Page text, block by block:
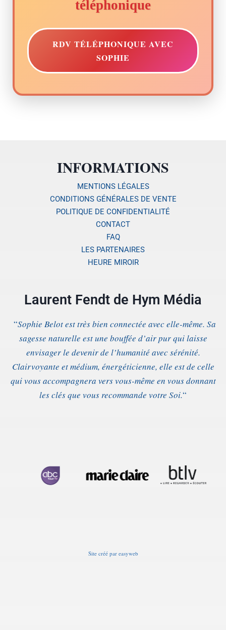
téléphonique
RDV TÉLÉPHONIQUE AVEC
SOPHIE
INFORMATIONS
MENTIONS LÉGALES
CONDITIONS GÉNÉRALES DE VENTE
POLITIQUE DE CONFIDENTIALITÉ
CONTACT
FAQ
LES PARTENAIRES
HEURE MIROIR
Laurent Fendt de Hym Média
“Sophie Belot est très bien connectée avec elle-même. Sa
sagesse naturelle est une bouffée d’air pur qui laisse
envisager le devenir de l’humanité avec sérénité.
Clairvoyante et médium, énergéticienne, elle est de celle
qui vous accompagnera vers vous-même en vous donnant
les clés que vous recommande votre Soi.“
Site créépar easyweb